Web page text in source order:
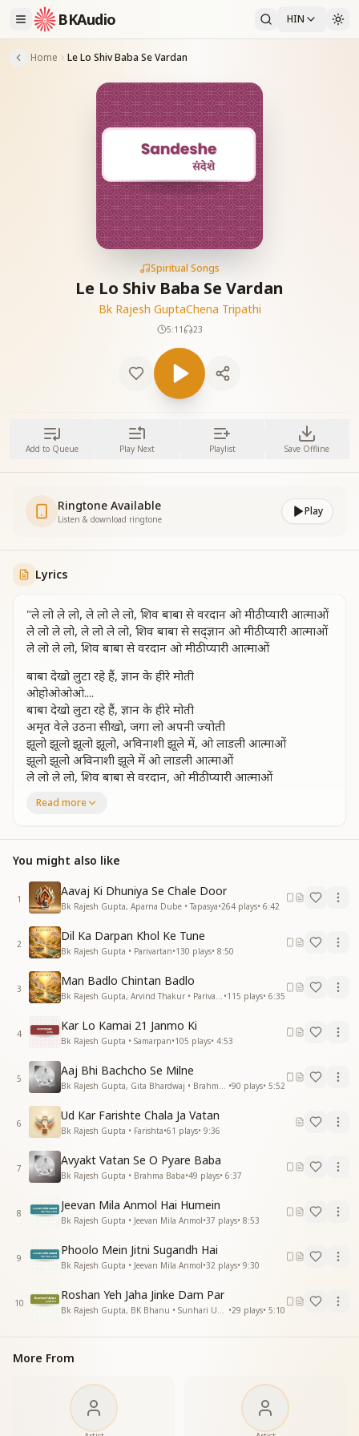
BKAudio HIN
Home Le Lo Shiv Baba Se Vardan
Spiritual Songs
Le Lo Shiv Baba Se Vardan
Bk Rajesh GuptaChena Tripathi
5:11 23
Add to Queue Play Next Playlist Save Offline
Ringtone Available
Listen & download ringtone
Play
Lyrics
"ले लो ले लो, ले लो ले लो, शिव बाबा से वरदान ओ मीठी प्यारी आत्माओं
ले लो ले लो, ले लो ले लो, शिव बाबा से सद्ज्ञान ओ मीठी प्यारी आत्माओं
ले लो ले लो, शिव बाबा से वरदान ओ मीठी प्यारी आत्माओं
बाबा देखो लुटा रहे हैं, ज्ञान के हीरे मोती
ओहोओओओ....
बाबा देखो लुटा रहे हैं, ज्ञान के हीरे मोती
अमृत वेले उठना सीखो, जगा लो अपनी ज्योती
झूलो झूलो झूलो झूलो, अविनाशी झूले में, ओ लाडली आत्माओं
झूलो झूलो अविनाशी झूले में ओ लाडली आत्माओं
ले लो ले लो, शिव बाबा से वरदान, ओ मीठी प्यारी आत्माओं
ब्रह्मा तन में बाबा ने आकर,हमको ज्ञान सुनाया, ओहोओओओ....
ब्रह्मा मुख वंशावली से, ब्राह्मण हमें बनाया
निचय बुद्धि, निश्चय बुद्धि की नाव में चढ़ के, परमधाम तुम जाओ
निश्चय बुद्धि की नाव में चढ़ के, परमधाम तुम जाओ
ले लो ले लो, शिव बाबा से वरदान ओ मीठी प्यारी आत्माओं
विश्व रचयिता बाबा देखो, हमको पढा रहे हैं, ओहोओओओ....
विश्व रचयिता बाबा देखो हमको पढा रहे हैं
रोज़ नई धारणा देकर, मुरली सुना रहे हैं
मुरली का तुम, मुरली का तुम, ज्ञान सुन सुन के, ख़ुशी में झूम जाओ
मुरली का तुम ज्ञान सुन सुन के, ख़ुशी में झूम जाओ
ले लो ले लो शिव बाबा से वरदान, ओ मीठी प्यारी आत्माओं
ले लो ले लो शिव बाबा से सद्ज्ञान,ओ मीठी प्यारी आत्माओं
ओ मीठी प्यारी आत्माओं
ओ मीठी प्यारी आत्माओं
ओ मीठी प्यारी आत्माओं"
Read more
You might also like
1
Aavaj Ki Dhuniya Se Chale Door
Bk Rajesh Gupta, Aparna Dube • Tapasya•264 plays• 6:42
2
Dil Ka Darpan Khol Ke Tune
Bk Rajesh Gupta • Parivartan•130 plays• 8:50
3
Man Badlo Chintan Badlo
•115 plays• 6:35
4
Kar Lo Kamai 21 Janmo Ki
Bk Rajesh Gupta • Samarpan•105 plays• 4:53
5
Aaj Bhi Bachcho Se Milne
•90 plays• 5:52
6
Ud Kar Farishte Chala Ja Vatan
Bk Rajesh Gupta • Farishta•61 plays• 9:36
7
Avyakt Vatan Se O Pyare Baba
Bk Rajesh Gupta • Brahma Baba•49 plays• 6:37
8
Jeevan Mila Anmol Hai Humein
Bk Rajesh Gupta • Jeevan Mila Anmol•37 plays• 8:53
9
Phoolo Mein Jitni Sugandh Hai
Bk Rajesh Gupta • Jeevan Mila Anmol•32 plays• 9:30
10
Roshan Yeh Jaha Jinke Dam Par
•29 plays• 5:10
More From